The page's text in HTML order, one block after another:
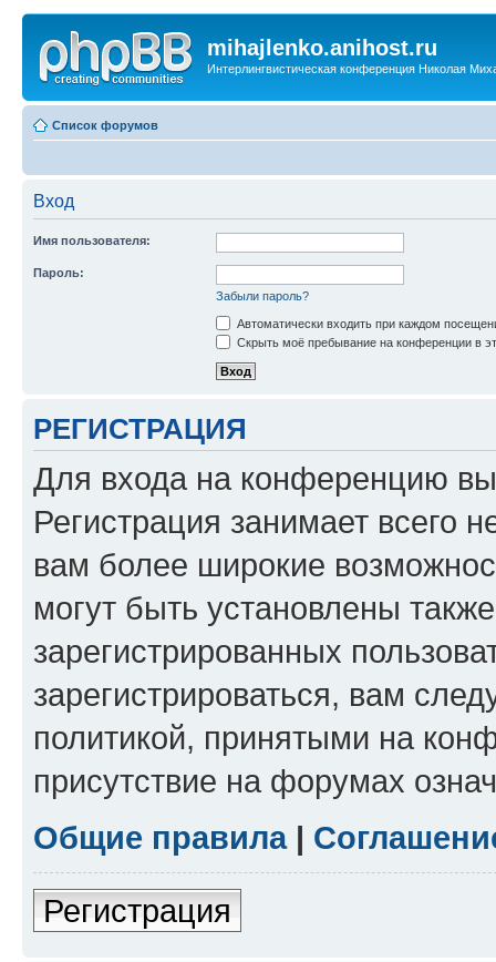
mihajlenko.anihost.ru
Интерлингвистическая конференция Николая
Список форумов
Вход
Имя пользователя:
Пароль:
Забыли пароль?
Автоматически входить при каждом
Скрыть моё пребывание на конференции в
РЕГИСТРАЦИЯ
Для входа на конференцию
Регистрация занимает всего
вам более широкие
могут быть установлены
зарегистрированных
зарегистрироваться, вам
политикой, принятыми на
присутствие на форумах
Общие правила|
Регистрация